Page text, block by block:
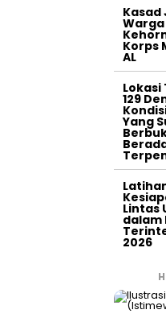
Kasad
Warga
Korps
AL
Lokasi
129
Yang
Lintas
dalam
2026